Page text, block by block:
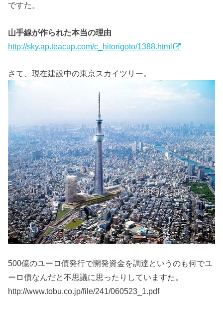
ですた。
山手線が作られた本当の理由
http://sky.ap.teacup.com/c_hitorigoto/1388.html
さて、現在建設中の東京スカイツリー。
500億のユーロ債発行で開発資金を調達というのも何でユ
ーロ債なんだと不思議に思ったりしていますた。
http://www.tobu.co.jp/file/241/060523_1.pdf